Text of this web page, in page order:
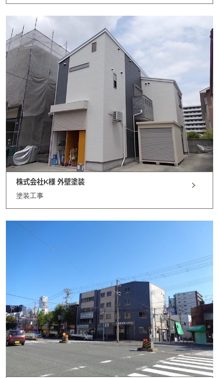
株式会社K様 外壁塗装
塗装工事